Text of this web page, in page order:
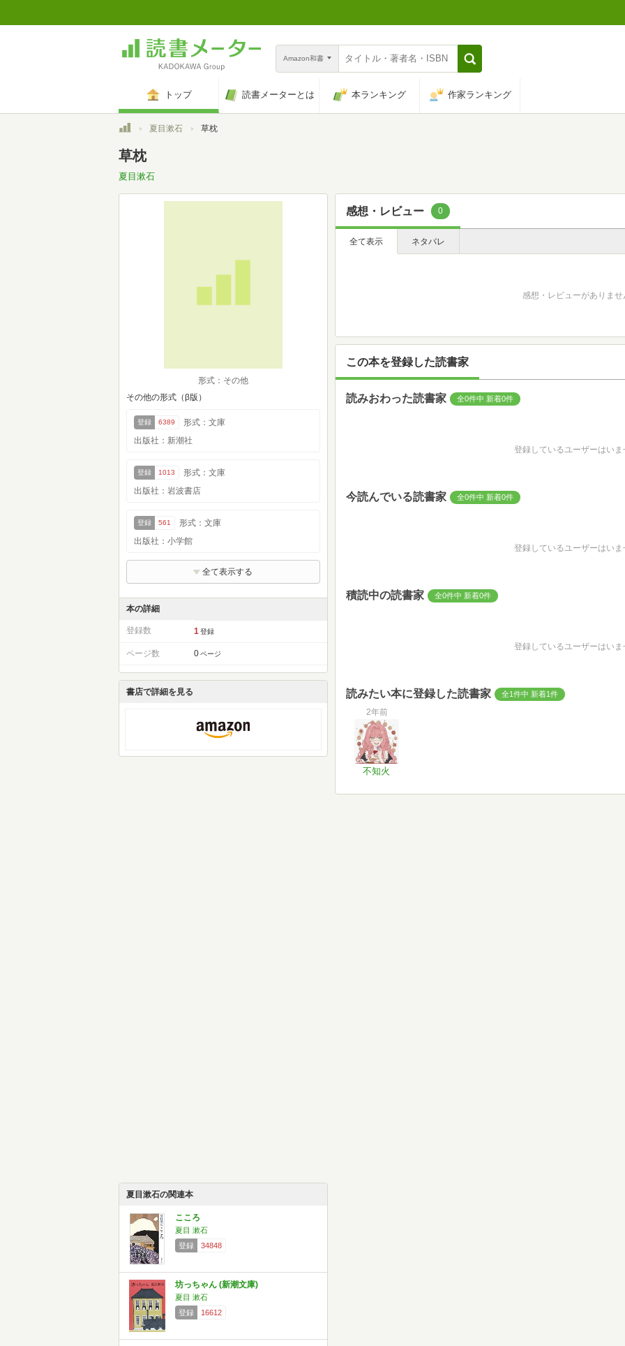
Amazon和書
トップ 読書メーターとは 本ランキング 作家ランキング
トップ夏目漱石 草枕
草枕
夏目漱石
形式：その他
その他の形式（β版）
登録 6389
形式：文庫
出版社：新潮社
登録 1013
形式：文庫
出版社：岩波書店
登録 561
形式：文庫
出版社：小学館
全て表示する
本の詳細
登録数 1 登録
ページ数 0 ページ
書店で詳細を見る
夏目漱石の関連本
こころ
夏目 漱石
登録
34848
坊っちゃん (新潮文庫)
夏目 漱石
登録
16612
感想・レビュー 0
全て表示 ネタバレ
感想・レビューがありませ
この本を登録した読書家
読みおわった読書家 全0件中 新着0件
登録しているユーザーはいま
今読んでいる読書家 全0件中 新着0件
登録しているユーザーはいま
積読中の読書家 全0件中 新着0件
登録しているユーザーはいま
読みたい本に登録した読書家 全1件中 新着1件
2年前
不知火